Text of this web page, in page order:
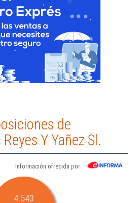
de
Y Yañez Sl.
Información ofrecida por
4.543